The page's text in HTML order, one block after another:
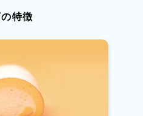
特徴